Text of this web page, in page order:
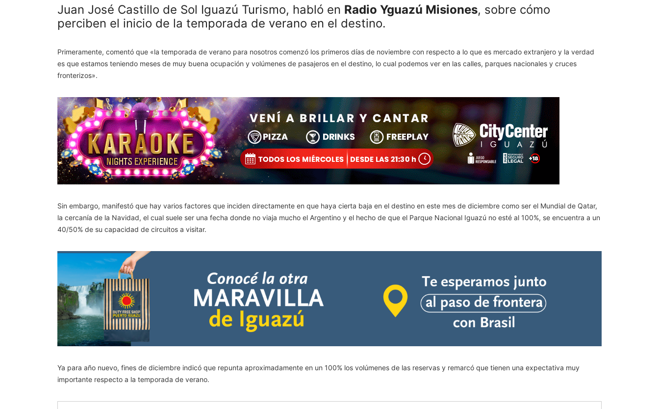
Juan José Castillo de Sol Iguazú Turismo, habló en Radio Yguazú Misiones, sobre cómo
perciben el inicio de la temporada de verano en el destino.
Primeramente, comentó que «la temporada de verano para nosotros comenzó los primeros días de noviembre con respecto a lo que es mercado extranjero y la verdad
es que estamos teniendo meses de muy buena ocupación y volúmenes de pasajeros en el destino, lo cual podemos ver en las calles, parques nacionales y cruces
fronterizos».
Sin embargo, manifestó que hay varios factores que inciden directamente en que haya cierta baja en el destino en este mes de diciembre como ser el Mundial de Qatar,
la cercanía de la Navidad, el cual suele ser una fecha donde no viaja mucho el Argentino y el hecho de que el Parque Nacional Iguazú no esté al 100%, se encuentra a un
40/50% de su capacidad de circuitos a visitar.
Ya para año nuevo, fines de diciembre indicó que repunta aproximadamente en un 100% los volúmenes de las reservas y remarcó que tienen una expectativa muy
importante respecto a la temporada de verano.